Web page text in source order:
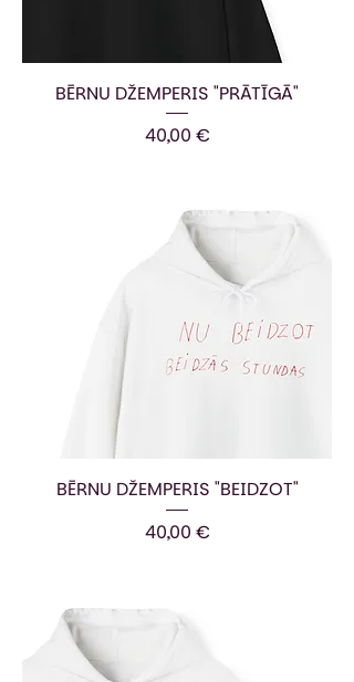
BĒRNU DŽEMPERIS "PRĀTĪGĀ"
Cena
40,00 €
BĒRNU DŽEMPERIS "BEIDZOT"
Cena
40,00 €